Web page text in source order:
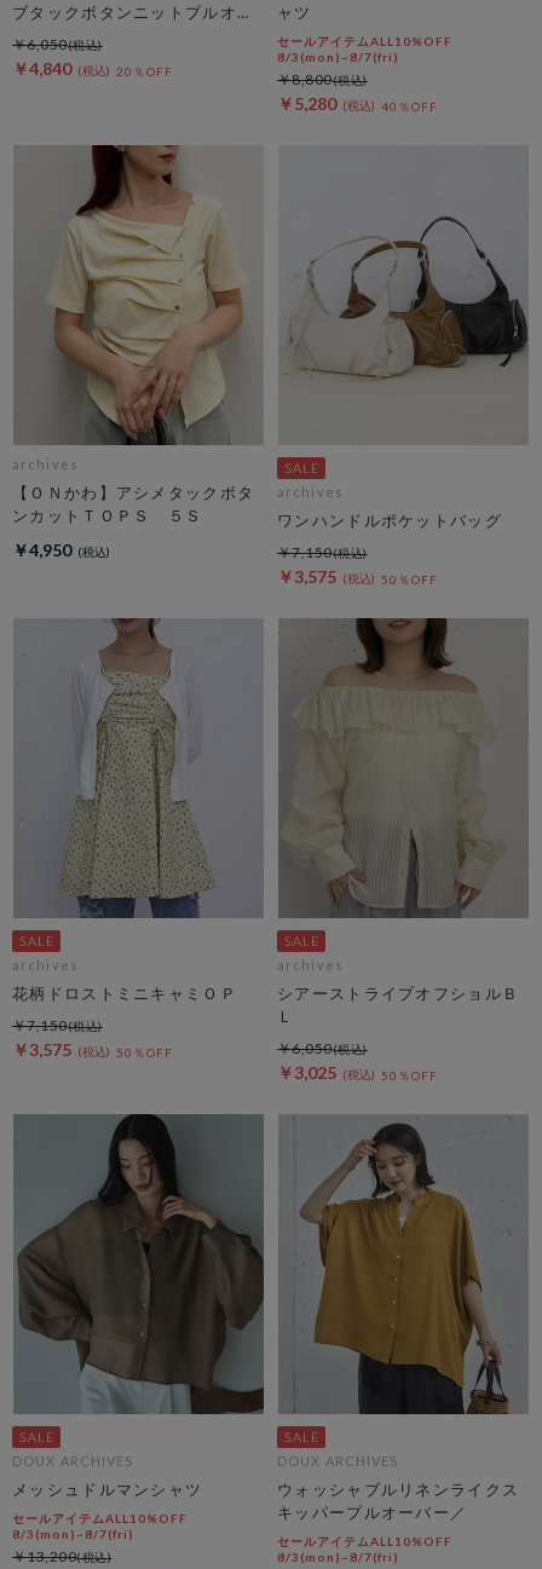
ブタックボタンニットプルオー
バー
￥4,840 20％OFF
￥6,050
ャツ
セールアイテムALL10%OFF
8/3(mon)~8/7(fri)
￥5,280 40％OFF
￥8,800
archives
【ＯＮかわ】アシメタックボタ
ンカットＴＯＰＳ ５Ｓ
￥4,950
archives
ワンハンドルポケットバッグ
￥3,575 50％OFF
￥7,150
archives
花柄ドロストミニキャミＯＰ
￥3,575 50％OFF
￥7,150
archives
シアーストライプオフショルＢ
Ｌ
￥3,025 50％OFF
￥6,050
DOUX ARCHIVES
メッシュドルマンシャツ
セールアイテムALL10%OFF
8/3(mon)~8/7(fri)
￥13,200
DOUX ARCHIVES
ウォッシャブルリネンライクス
キッパープルオーバー／
セールアイテムALL10%OFF
8/3(mon)~8/7(fri)